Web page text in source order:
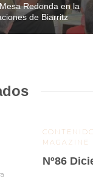
Redonda en la
de Biarritz
MAGAZINE
Nº86